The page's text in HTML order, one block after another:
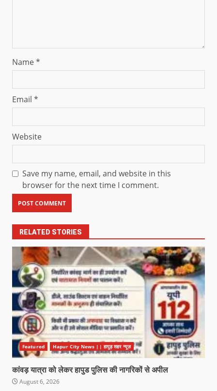
Name*
Email *
Website
Save my name, email, and website in this
browser for the next time I comment.
RELATED STORIES
Featured Hapur City News || हापुड़ शहर न्यूज़
कांवड़ यात्रा को लेकर हापुड पुलिस की नागरिकों से अपील
August 6, 2026